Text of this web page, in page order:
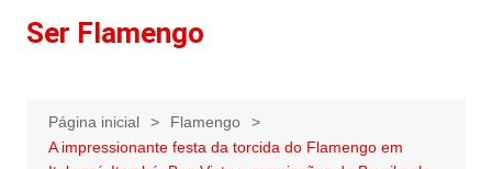
paraSer Flamengo
Página inicial
Flamengo
A impressionante festa da torcida do Flamengo em